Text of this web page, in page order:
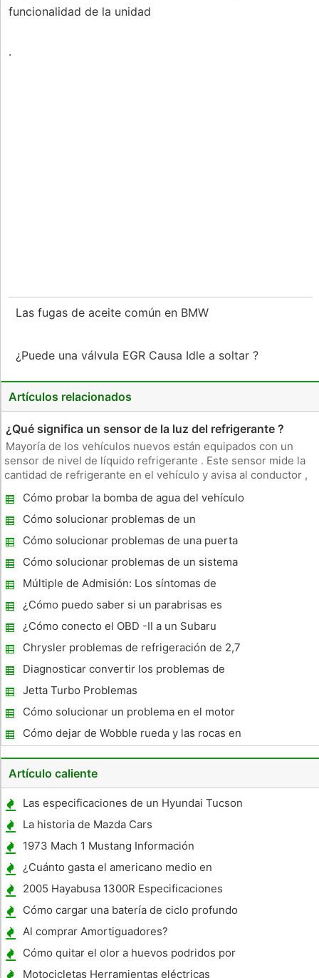
funcionalidad de la unidad
.
Las fugas de aceite común en BMW
¿Puede una válvula EGR Causa Idle a soltar ?
Artículos relacionados
¿Qué significa un sensor de la luz del refrigerante ?
Mayoría de los vehículos nuevos están equipados con un
sensor de nivel de líquido refrigerante . Este sensor mide la
cantidad de refrigerante en el vehículo y avisa al conductor ,
cantidad. Este sistema es imperfecto porque la luz puede ser
Cómo probar la bomba de agua del vehículo
Cómo solucionar problemas de un
explorador XLT Ford
Cómo solucionar problemas de una puerta
corrediza de Dodge
Cómo solucionar problemas de un sistema
de calefacción Automotive
Múltiple de Admisión: Los síntomas de
fugas
¿Cómo puedo saber si un parabrisas es
defectuoso ?
¿Cómo conecto el OBD -II a un Subaru
Outback ?
Chrysler problemas de refrigeración de 2,7
litros
Diagnosticar convertir los problemas de
señal
Jetta Turbo Problemas
Cómo solucionar un problema en el motor
de camiones
Cómo dejar de Wobble rueda y las rocas en
un sonido Tapacubos
Artículo caliente
Las especificaciones de un Hyundai Tucson
4WD AWD Lock
La historia de Mazda Cars
1973 Mach 1 Mustang Información
¿Cuánto gasta el americano medio en
gasolina cada año?
2005 Hayabusa 1300R Especificaciones
Cómo cargar una batería de ciclo profundo
del mar
Al comprar Amortiguadores?
Cómo quitar el olor a huevos podridos por
dentro de un coche
Motocicletas Herramientas eléctricas